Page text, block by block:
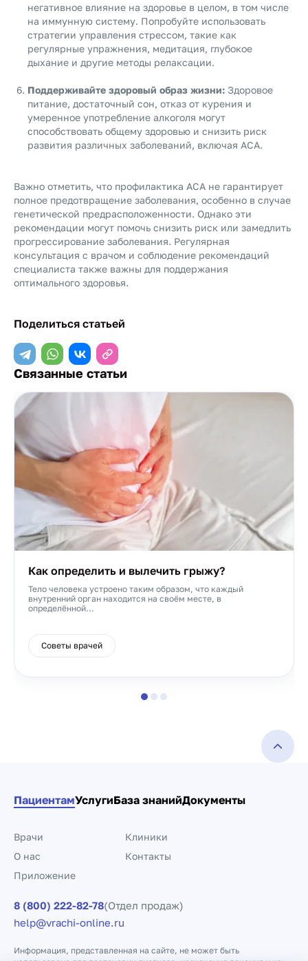
негативное влияние на здоровье в целом, в том числе
на иммунную систему. Попробуйте использовать
стратегии управления стрессом, такие как
регулярные упражнения, медитация, глубокое
дыхание и другие методы релаксации.
Поддерживайте здоровый образ жизни: Здоровое
питание, достаточный сон, отказ от курения и
умеренное употребление алкоголя могут
способствовать общему здоровью и снизить риск
развития различных заболеваний, включая АСА.
Важно отметить, что профилактика АСА не гарантирует
полное предотвращение заболевания, особенно в случае
генетической предрасположенности. Однако эти
рекомендации могут помочь снизить риск или замедлить
прогрессирование заболевания. Регулярная
консультация с врачом и соблюдение рекомендаций
специалиста также важны для поддержания
оптимального здоровья.
Поделиться статьей
Связанные статьи
Как определить и вылечить грыжу?
Тело человека устроено таким образом, что каждый
внутренний орган находится на своём месте, в
определённой...
Советы врачей
ПациентамУслугиБаза знанийДокументы
Врачи
Клиники
О нас
Контакты
Приложение
8 (800) 222-82-78(Отдел продаж)
help@vrachi-online.ru
Информация, представленная на сайте, не может быть